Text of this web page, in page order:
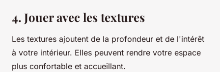
4. Jouer avec les textures
Les textures ajoutent de la profondeur et de l'intérêt
à votre intérieur. Elles peuvent rendre votre espace
plus confortable et accueillant.